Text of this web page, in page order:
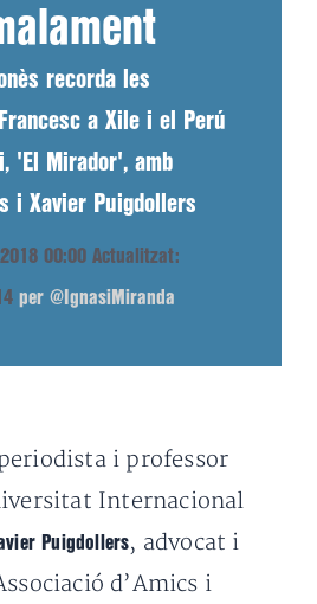
recorda les
a Xile i el Perú
'El Mirador', amb
i Xavier Puigdollers
00:00 Actualitzat:
per @IgnasiMiranda
i professor
Internacional
Puigdollers, advocat i
d’Amics i